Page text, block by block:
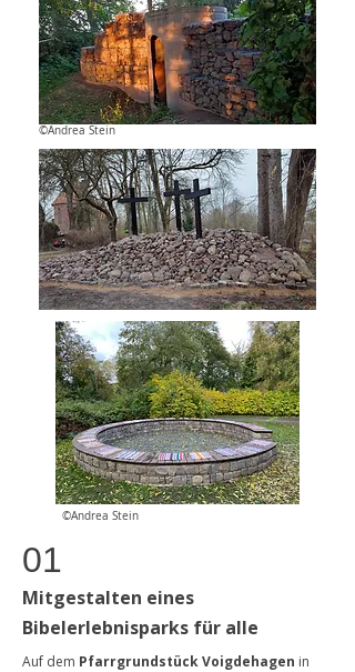
©Andrea Stein
©Andrea Stein
01
Mitgestalten eines
Bibelerlebnisparks für alle
Auf dem Pfarrgrundstück Voigdehagen in